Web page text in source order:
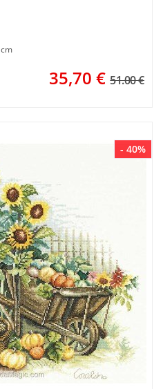
35,70 € 51.00 €
- 40%